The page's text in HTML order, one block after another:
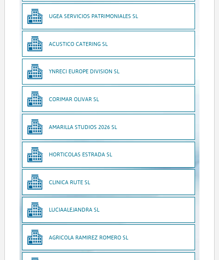
UGEA SERVICIOS PATRIMONIALES SL
ACUSTICO CATERING SL
YNRECI EUROPE DIVISION SL
CORIMAR OLIVAR SL
AMARILLA STUDIOS 2026 SL
HORTICOLAS ESTRADA SL
CLINICA RUTE SL
LUCIAALEJANDRA SL
AGRICOLA RAMIREZ ROMERO SL